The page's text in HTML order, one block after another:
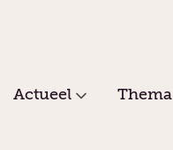
Actueel Thema